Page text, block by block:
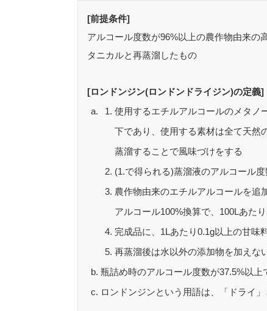
[前提条件]
アルコール度数が96%以上の農作物由来の
タニカルと再蒸溜したもの
[ロンドンジン(ロンドンドライジン)の定義]
使用するエチルアルコールのメタノ
下であり、使用する素材は全て天然
蒸溜することで風味づけをする
(1.で得られる)蒸溜液のアルコール
農作物由来のエチルアルコールを追
アルコール100%換算で、100Lあた
完成品に、1Lあたり0.1g以上の甘味
再蒸溜後は水以外の添加物を加えな
瓶詰め時のアルコール度数が37.5%以上
ロンドンジンという用語は、「ドライ